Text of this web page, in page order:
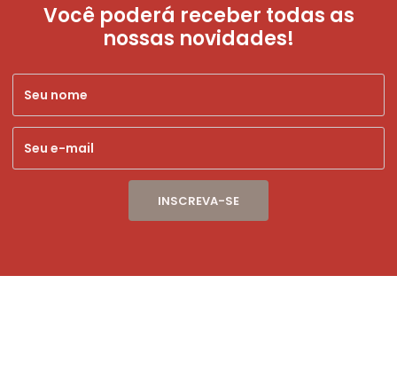
Você poderá receber todas as
nossas novidades!